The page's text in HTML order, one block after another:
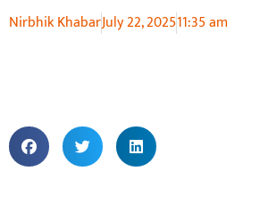
Nirbhik KhabarJuly 22, 202511:35 am